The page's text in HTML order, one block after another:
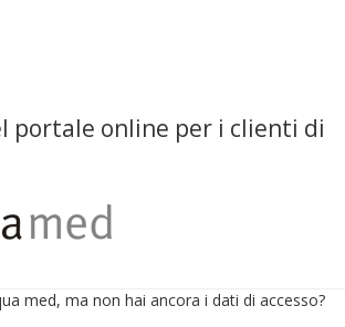
portale online per i clienti di
med, ma non hai ancora i dati di accesso?